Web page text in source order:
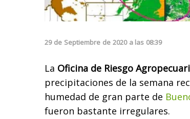
29 de Septiembre de 2020 a las 08:39
La Oficina de Riesgo
precipitaciones de la semana
humedad de gran parte de
fueron bastante irregulares.